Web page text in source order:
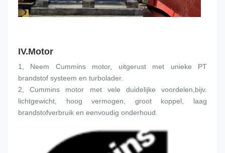
IV.Motor
1, Neem Cummins motor, uitgerust met unieke PT
brandstof systeem en turbolader.
2, Cummins motor met vele duidelijke voordelen,bijv.
lichtgewicht, hoog vermogen, groot koppel, laag
brandstofverbruik en eenvoudig onderhoud.